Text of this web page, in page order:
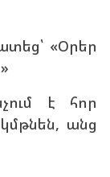
«Օրեր
է հոր
անց